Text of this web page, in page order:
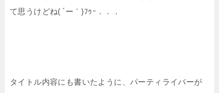
て思うけどね( ´ー｀)ﾌｩｰ．．．
タイトル内容にも書いたように、パーティライバーが